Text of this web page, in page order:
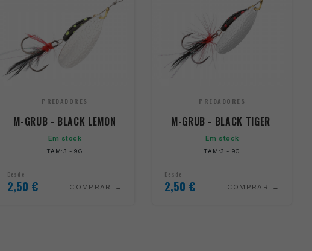
PREDADORES
M-GRUB - BLACK LEMON
Em stock
TAM:3 - 9G
Desde
2,50 € COMPRAR
PREDADORES
M-GRUB - BLACK TIGER
Em stock
TAM:3 - 9G
Desde
2,50 € COMPRAR